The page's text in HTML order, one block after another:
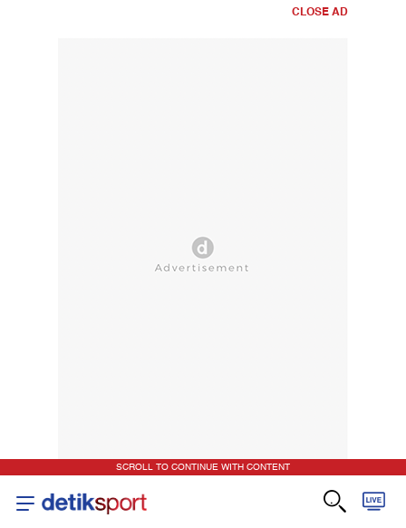
CLOSE AD
SCROLL TO CONTINUE WITH CONTENT